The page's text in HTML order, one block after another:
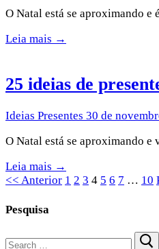
O Natal está se aproximando e
Leia mais →
25 ideias de
Ideias Presentes 30 de
O Natal está se aproximando e
Leia mais →
<< Anterior 1 2 3 4 5 6 7 … 10
Pesquisa